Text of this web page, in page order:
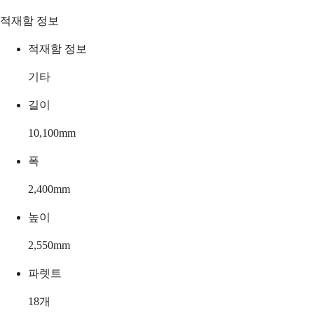
적재함 정보
적재함 정보
기타
길이
10,100mm
폭
2,400mm
높이
2,550mm
파렛트
18개